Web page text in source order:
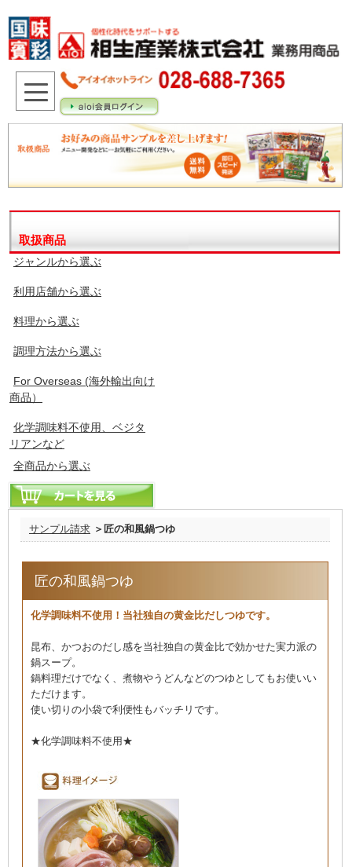
取扱商品
ジャンルから選ぶ
利用店舗から選ぶ
料理から選ぶ
調理方法から選ぶ
For Overseas (海外輸出向け
商品）
化学調味料不使用、ベジタ
リアンなど
全商品から選ぶ
サンプル請求 ＞匠の和風鍋つゆ
匠の和風鍋つゆ
化学調味料不使用！当社独自の黄金比だしつゆです。
昆布、かつおのだし感を当社独自の黄金比で効かせた実力派の
鍋スープ。
鍋料理だけでなく、煮物やうどんなどのつゆとしてもお使いい
ただけます。
使い切りの小袋で利便性もバッチリです。
★化学調味料不使用★